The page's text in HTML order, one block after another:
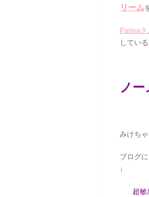
リーム
Patinaさ
してい
ノ
みけち
ブログ
↓
超敏